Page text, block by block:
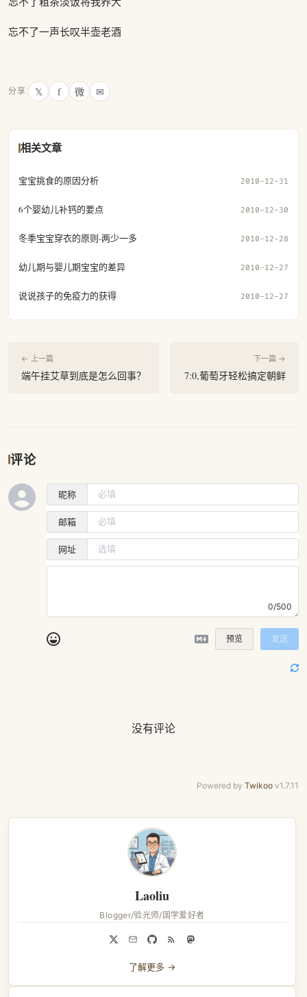
忘不了一声长叹半壶老酒
分享 𝕏 f 微 ✉
相关文章
宝宝挑食的原因分析 2010-12-31
6个婴幼儿补钙的要点 2010-12-30
冬季宝宝穿衣的原则-两少一多 2010-12-28
幼儿期与婴儿期宝宝的差异 2010-12-27
说说孩子的免疫力的获得 2010-12-27
← 上一篇
端午挂艾草到底是怎么回事？
下一篇 →
7:0,葡萄牙轻松搞定朝鲜
评论
昵称
邮箱
网址
0/500
预览 发送
没有评论
Powered by Twikoo v1.7.11
Laoliu
Blogger/验光师/国学爱好者
了解更多 →